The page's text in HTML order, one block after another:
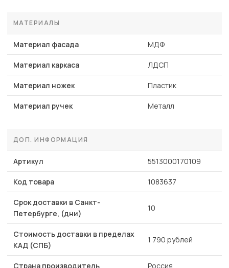
МАТЕРИАЛЫ
Материал фасада МДФ
Материал каркаса ЛДСП
Материал ножек Пластик
Материал ручек Металл
ДОП. ИНФОРМАЦИЯ
Артикул 5513000170109
Код товара 1083637
Срок доставки в Санкт-
Петербурге, (дни)
10
Стоимость доставки в пределах
КАД (СПБ)
1 790 рублей
Страна производитель Россия